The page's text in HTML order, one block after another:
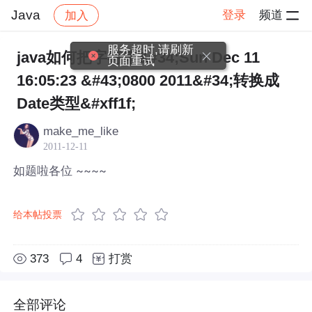
Java 加入 登录 频道
社区 Java 帖子详情
java如何把字符串&#34;Sun Dec 11
16:05:23 &#43;0800 2011&#34;转换成
Date类型&#xff1f;
make_me_like
2011-12-11
如题啦各位 ~~~~
给本帖投票
373 4 打赏
全部评论
服务超时,请刷新
页面重试